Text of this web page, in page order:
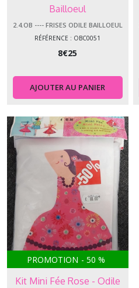
Bailloeul
2.4.OB ---- FRISES ODILE BAILLOEUL
RÉFÉRENCE : OBC0051
8€25
AJOUTER AU PANIER
PROMOTION - 50 %
Kit Mini Fée Rose - Odile